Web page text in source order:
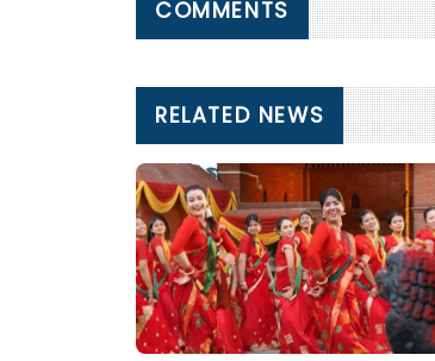
COMMENTS
RELATED NEWS